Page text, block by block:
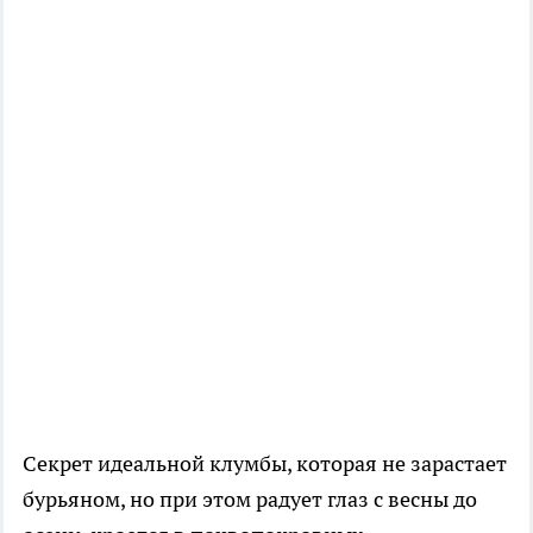
Секрет идеальной клумбы, которая не зарастает
бурьяном, но при этом радует глаз с весны до